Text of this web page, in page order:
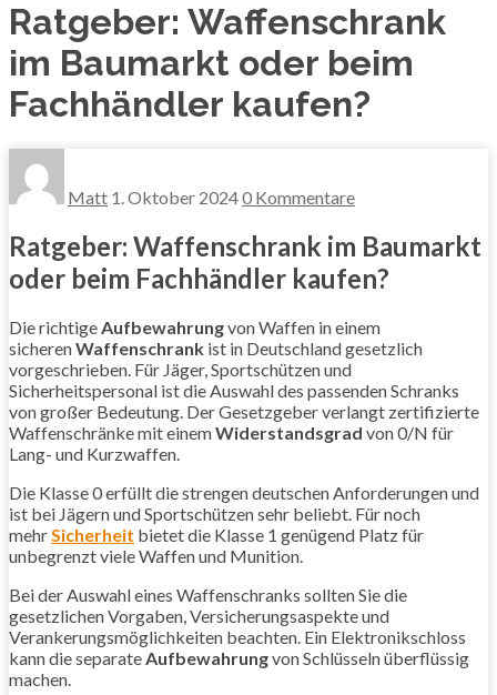
Ratgeber: Waffenschrank
im Baumarkt oder beim
Fachhändler kaufen?
Matt 1. Oktober 20240 Kommentare
Ratgeber: Waffenschrank im Baumarkt
oder beim Fachhändler kaufen?
Die richtige Aufbewahrungvon Waffen in einem
sicherenWaffenschrank ist in Deutschland gesetzlich
vorgeschrieben. Für Jäger, Sportschützen und
Sicherheitspersonal ist die Auswahl des passenden Schranks
von großer Bedeutung. Der Gesetzgeber verlangt zertifizierte
Waffenschränke mit einemWiderstandsgrad von 0/N für
Lang- und Kurzwaffen.
Die Klasse 0 erfüllt die strengen deutschen Anforderungen und
ist bei Jägern und Sportschützen sehr beliebt. Für noch
mehr Sicherheit bietet die Klasse 1 genügend Platz für
unbegrenzt viele Waffen und Munition.
Bei der Auswahl eines Waffenschranks sollten Sie die
gesetzlichen Vorgaben, Versicherungsaspekte und
Verankerungsmöglichkeiten beachten. Ein Elektronikschloss
kann die separate Aufbewahrungvon Schlüsseln überflüssig
machen.